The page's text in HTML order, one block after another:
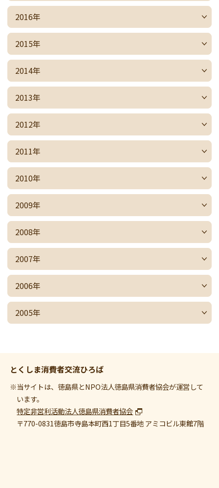
2016年
2015年
2014年
2013年
2012年
2011年
2010年
2009年
2008年
2007年
2006年
2005年
とくしま消費者交流ひろば
※当サイトは、徳島県とNPO法人徳島県消費者協会が運営して
います。
特定非営利活動法人徳島県消費者協会
〒770-0831徳島市寺島本町西1丁目5番地 アミコビル東館7階